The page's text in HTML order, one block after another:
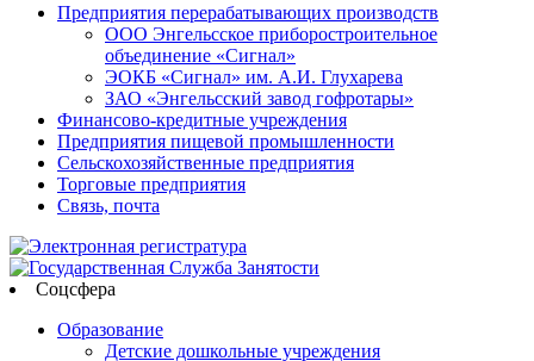
Предприятия перерабатывающих производств
ООО Энгельсское приборостроительное
объединение «Сигнал»
ЭОКБ «Сигнал» им. А.И. Глухарева
ЗАО «Энгельсский завод гофротары»
Финансово-кредитные учреждения
Предприятия пищевой промышленности
Сельскохозяйственные предприятия
Торговые предприятия
Связь, почта
Соцсфера
Образование
Детские дошкольные учреждения